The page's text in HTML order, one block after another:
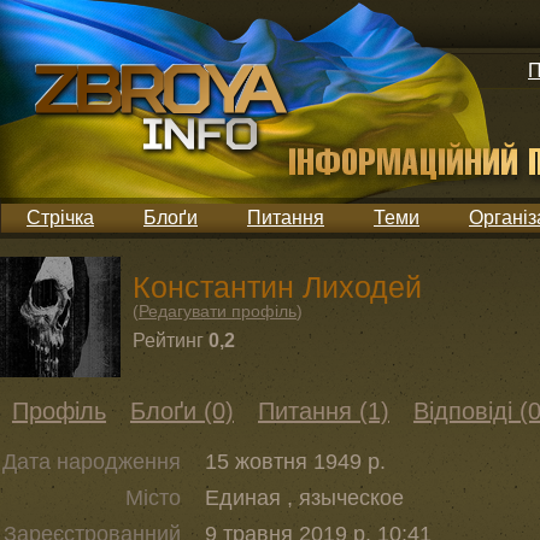
Стрічка Блоґи Питання Теми
Константин Лиходей
(Редагувати профіль)
Рейтинг 0,2
Профіль Блоґи (0) Питання (1) Відповіді
Дата народження
15 жовтня 1949 р.
Місто
Единая , языческое
Зареєстрованний
9 травня 2019 р. 10:41